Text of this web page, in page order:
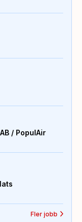
/ PopulAir
Fler jobb